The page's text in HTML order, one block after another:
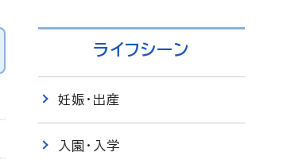
ライフシーン
妊娠・出産
入園・入学